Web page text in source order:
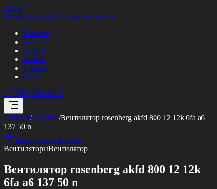
НХЛ
НижегородскаяХолодильная лига
Главная
Каталог
Услуги
Кейсы
Статьи
О нас
+7 (951) 908-42-13
Главная/Каталог/Вентилятор rosenberg akfd 800 12 12k 6fa a6
137 50 n
Вернуться в каталог
ВентиляторыВентилятор
Вентилятор rosenberg akfd 800 12 12k
6fa a6 137 50 n